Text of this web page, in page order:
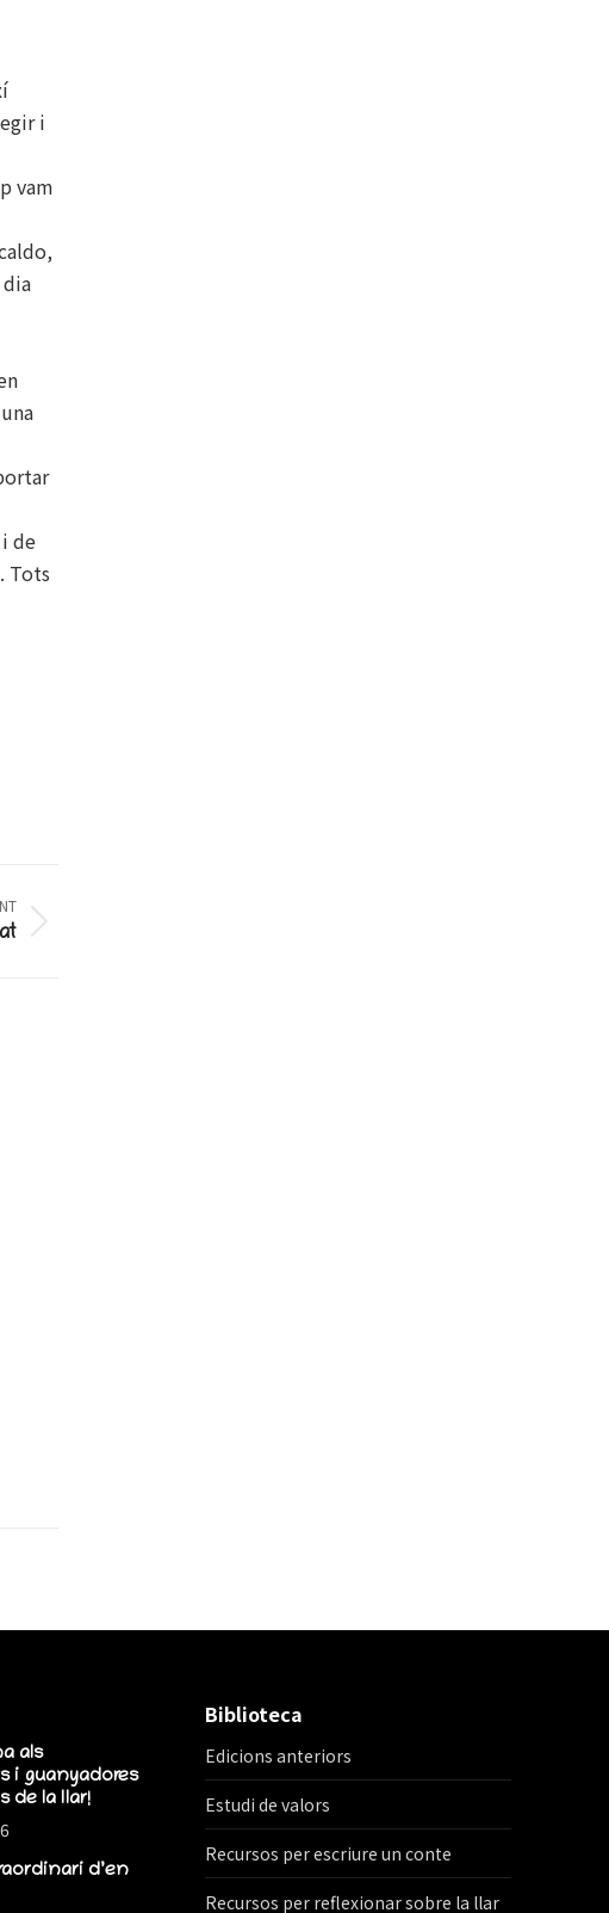
i
vam
de
Tots
als
i guanyadores
de la llar!
d’en
Biblioteca
Edicions anteriors
Estudi de valors
Recursos per escriure un conte
Recursos per reflexionar sobre la llar